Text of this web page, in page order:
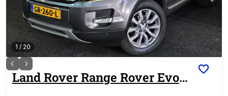
1 / 20
Land RoverRange Rover Evoque